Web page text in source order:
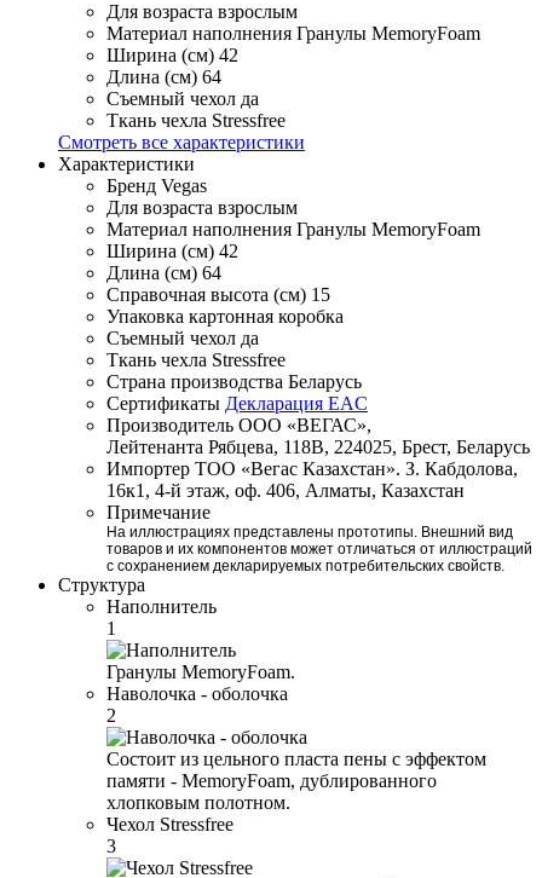
Для возраста взрослым
Материал наполнения Гранулы MemoryFoam
Ширина (см) 42
Длина (см) 64
Съемный чехол да
Ткань чехла Stressfree
Смотреть все характеристики
Характеристики
Бренд Vegas
Для возраста взрослым
Материал наполнения Гранулы MemoryFoam
Ширина (см) 42
Длина (см) 64
Справочная высота (см) 15
Упаковка картонная коробка
Съемный чехол да
Ткань чехла Stressfree
Страна производства Беларусь
Сертификаты Декларация EAC
Производитель ООО «ВЕГАС»,
Лейтенанта Рябцева, 118В, 224025, Брест, Беларусь
Импортер ТОО «Вегас Казахстан». З. Кабдолова,
16к1, 4-й этаж, оф. 406, Алматы, Казахстан
Примечание
На иллюстрациях представлены прототипы. Внешний вид
товаров и их компонентов может отличаться от иллюстраций
с сохранением декларируемых потребительских свойств.
Структура
Наполнитель
1
Гранулы MemoryFoam.
Наволочка - оболочка
2
Состоит из цельного пласта пены с эффектом
памяти - MemoryFoam, дублированного
хлопковым полотном.
Чехол Stressfree
3